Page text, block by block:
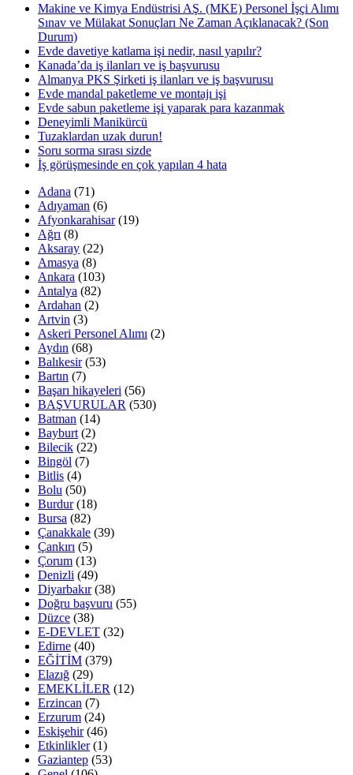
Makine ve Kimya Endüstrisi AŞ. (MKE) Personel İşçi Alımı
Sınav ve Mülakat Sonuçları Ne Zaman Açıklanacak? (Son
Durum)
Evde davetiye katlama işi nedir, nasıl yapılır?
Kanada’da iş ilanları ve iş başvurusu
Almanya PKS Şirketi iş ilanları ve iş başvurusu
Evde mandal paketleme ve montajı işi
Evde sabun paketleme işi yaparak para kazanmak
Deneyimli Manikürcü
Tuzaklardan uzak durun!
Soru sorma sırası sizde
İş görüşmesinde en çok yapılan 4 hata
Adana (71)
Adıyaman (6)
Afyonkarahisar(19)
Ağrı (8)
Aksaray (22)
Amasya (8)
Ankara (103)
Antalya (82)
Ardahan (2)
Artvin (3)
Askeri Personel Alımı (2)
Aydın (68)
Balıkesir(53)
Bartın (7)
Başarı hikayeleri (56)
BAŞVURULAR (530)
Batman (14)
Bayburt (2)
Bilecik (22)
Bingöl (7)
Bitlis (4)
Bolu (50)
Burdur(18)
Bursa (82)
Çanakkale (39)
Çankırı (5)
Çorum (13)
Denizli (49)
Diyarbakır(38)
Doğru başvuru (55)
Düzce (38)
E-DEVLET (32)
Edirne (40)
EĞİTİM (379)
Elazığ (29)
EMEKLİLER (12)
Erzincan (7)
Erzurum (24)
Eskişehir(46)
Etkinlikler(1)
Gaziantep (53)